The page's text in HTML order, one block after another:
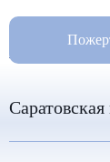
8 960 346 31 04
info-sar@mail.ru